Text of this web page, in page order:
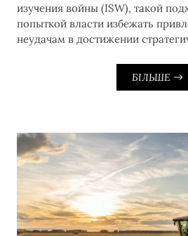
изучения войны (ISW), такой
попыткой власти избежать
неудачам в достижении
БІЛЬШЕ